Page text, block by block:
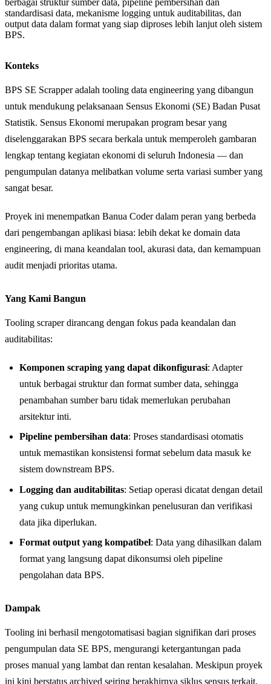
standardisasi data, mekanisme logging untuk auditabilitas, dan
output data dalam format yang siap diproses lebih lanjut oleh sistem
BPS.
Konteks
BPS SE Scrapper adalah tooling data engineering yang dibangun
untuk mendukung pelaksanaan Sensus Ekonomi (SE) Badan Pusat
Statistik. Sensus Ekonomi merupakan program besar yang
diselenggarakan BPS secara berkala untuk memperoleh gambaran
lengkap tentang kegiatan ekonomi di seluruh Indonesia — dan
pengumpulan datanya melibatkan volume serta variasi sumber yang
sangat besar.
Proyek ini menempatkan Banua Coder dalam peran yang berbeda
dari pengembangan aplikasi biasa: lebih dekat ke domain data
engineering, di mana keandalan tool, akurasi data, dan kemampuan
audit menjadi prioritas utama.
Yang Kami Bangun
Tooling scraper dirancang dengan fokus pada keandalan dan
auditabilitas:
Komponen scraping yang dapat dikonfigurasi: Adapter
untuk berbagai struktur dan format sumber data, sehingga
penambahan sumber baru tidak memerlukan perubahan
arsitektur inti.
Pipeline pembersihan data: Proses standardisasi otomatis
untuk memastikan konsistensi format sebelum data masuk ke
sistem downstream BPS.
Logging dan auditabilitas: Setiap operasi dicatat dengan detail
yang cukup untuk memungkinkan penelusuran dan verifikasi
data jika diperlukan.
Format output yang kompatibel: Data yang dihasilkan dalam
format yang langsung dapat dikonsumsi oleh pipeline
pengolahan data BPS.
Dampak
Tooling ini berhasil mengotomatisasi bagian signifikan dari proses
pengumpulan data SE BPS, mengurangi ketergantungan pada
proses manual yang lambat dan rentan kesalahan. Meskipun proyek
ini kini berstatus archived seiring berakhirnya siklus sensus terkait,